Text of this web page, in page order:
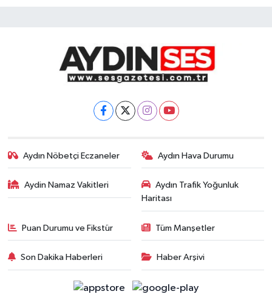
Aydın Nöbetçi Eczaneler Aydın Hava Durumu
Aydin Namaz Vakitleri
Aydın Trafik Yoğunluk
Haritası
Puan Durumu ve Fikstür Tüm Manşetler
Son Dakika Haberleri Haber Arşivi